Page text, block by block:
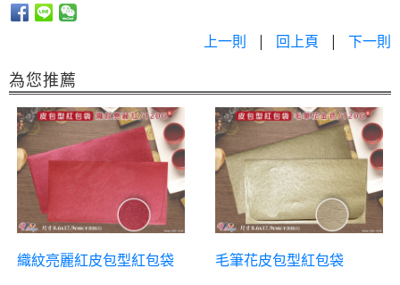
上一則 | 回上頁 | 下一則
為您推薦
織紋亮麗紅皮包型紅包袋 毛筆花皮包型紅包袋